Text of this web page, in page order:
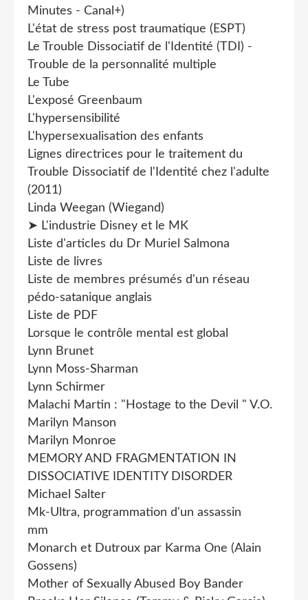
Minutes - Canal+)
L'état de stress post traumatique (ESPT)
Le Trouble Dissociatif de l'Identité (TDI) -
Trouble de la personnalité multiple
Le Tube
L'exposé Greenbaum
L'hypersensibilité
L'hypersexualisation des enfants
Lignes directrices pour le traitement du
Trouble Dissociatif de l'Identité chez l'adulte
(2011)
Linda Weegan (Wiegand)
➤ L'industrie Disney et le MK
Liste d'articles du Dr Muriel Salmona
Liste de livres
Liste de membres présumés d'un réseau
pédo-satanique anglais
Liste de PDF
Lorsque le contrôle mental est global
Lynn Brunet
Lynn Moss-Sharman
Lynn Schirmer
Malachi Martin : "Hostage to the Devil " V.O.
Marilyn Manson
Marilyn Monroe
MEMORY AND FRAGMENTATION IN
DISSOCIATIVE IDENTITY DISORDER
Michael Salter
Mk-Ultra, programmation d'un assassin
mm
Monarch et Dutroux par Karma One (Alain
Gossens)
Mother of Sexually Abused Boy Bander